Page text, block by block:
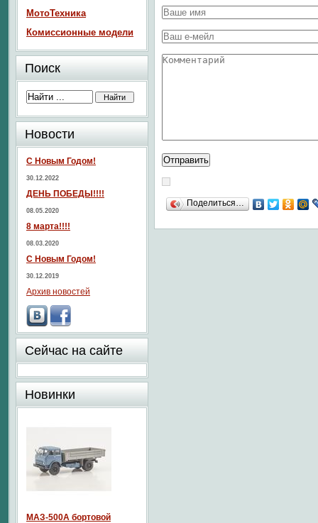
Поделиться…
МотоТехника
Комиссионные модели
Поиск
Новости
С Новым Годом!
30.12.2022
ДЕНЬ ПОБЕДЫ!!!!
08.05.2020
8 марта!!!!
08.03.2020
С Новым Годом!
30.12.2019
Архив новостей
Сейчас на сайте
Новинки
МАЗ-500А бортовой